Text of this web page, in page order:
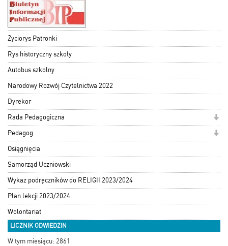
Życiorys Patronki
Rys historyczny szkoły
Autobus szkolny
Narodowy Rozwój Czytelnictwa 2022
Dyrekor
Rada Pedagogiczna
Pedagog
Osiągnięcia
Samorząd Uczniowski
Wykaz podręczników do RELIGII 2023/2024
Plan lekcji 2023/2024
Wolontariat
LICZNIK ODWIEDZIN
W tym miesiącu: 2861